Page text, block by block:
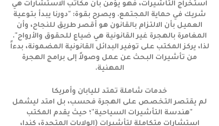
استخراج التأشيرات، فهو يؤمن بأن مكاتب الاستشارات هي
شريك في حماية المجتمع. ويصرح بقوة: "دورنا يبدأ بتوعية
العميل بأن الالتزام بالقانون هو أقصر طريق للنجاح، وأن
المغامرة بالهجرة غير القانونية هي ضياع للحقوق والأرواح".
لذا، يركز المكتب على توفير البدائل القانونية المضمونة، بدءاً
من تأشيرات البحث عن عمل وصولاً إلى برامج الهجرة
المهنية.
خدمات شاملة تمتد لليابان وأمريكا
لم يقتصر التخصص على الهجرة فحسب، بل امتد ليشمل
"هندسة التأشيرات السياحية"؛ حيث يقدم المكتب
استشارات متكاملة لتأشيرات (الولايات المتحدة، كندا،